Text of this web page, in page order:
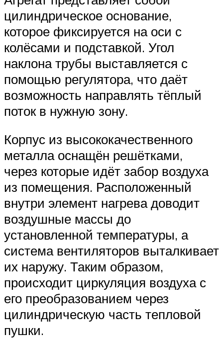
цилиндрическое основание,
которое фиксируется на оси с
колёсами и подставкой. Угол
наклона трубы выставляется с
помощью регулятора, что даёт
возможность направлять тёплый
поток в нужную зону.
Корпус из высококачественного
металла оснащён решётками,
через которые идёт забор воздуха
из помещения. Расположенный
внутри элемент нагрева доводит
воздушные массы до
установленной температуры, а
система вентиляторов выталкивает
их наружу. Таким образом,
происходит циркуляция воздуха с
его преобразованием через
цилиндрическую часть тепловой
пушки.